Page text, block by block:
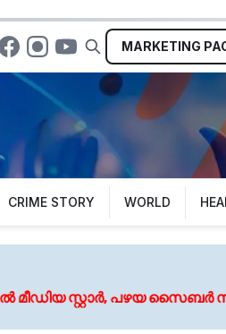
MARKETING
CRIME STORY WORLD
പഴയ സൈബർ സഖാവ്- ആരാണ്